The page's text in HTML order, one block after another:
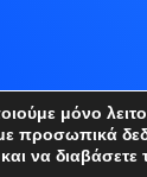
μόνο
προσωπικά
και να διαβάσετε